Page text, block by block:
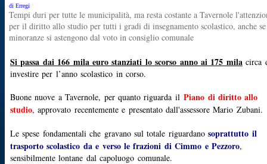
di Erregi
Tempi duri per tutte le municipalità, ma resta costante a Tavernole
per il diritto allo studio per tutti i gradi di insegnamento scolastico, anche
minoranze si astengono dal voto in consiglio comunale
Si passa dai 166 mila euro stanziati lo scorso anno ai 175 mila circa
investire per l’anno scolastico in corso.
Buone nuove a Tavernole, per quanto riguarda il Piano di diritto allo
studio, approvato recentemente e presentato dall'assessore Mario Zubani.
Le spese fondamentali che gravano sul totale riguardano soprattutto il
trasporto scolastico da e verso le frazioni di Cimmo e Pezzoro,
sensibilmente lontane dal capoluogo comunale.